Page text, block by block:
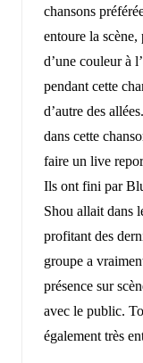
chansons
entoure la
d’une couleur à
pendant cette
d’autre des
dans cette
faire un live
Ils ont fini par
Shou allait dans
profitant des
groupe a
présence sur
avec le public.
également très